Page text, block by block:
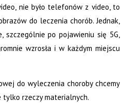
nie było telefonów z video, to
do leczenia chorób. Jednak,
szczególnie po pojawieniu się 5G,
wzrosła i w każdym miejscu
do wyleczenia choroby chcemy
tylko rzeczy materialnych.